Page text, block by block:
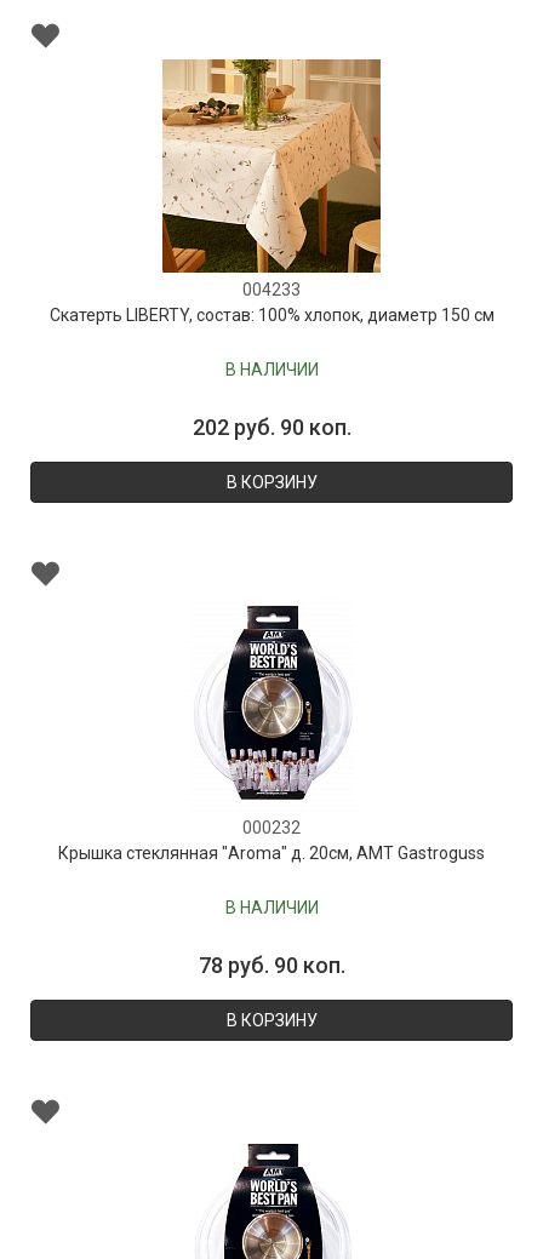
004233
Скатерть LIBERTY, состав: 100% хлопок, диаметр 150 см
В НАЛИЧИИ
202 руб. 90 коп.
В КОРЗИНУ
000232
Крышка стеклянная "Aroma" д. 20см, AMT Gastroguss
В НАЛИЧИИ
78 руб. 90 коп.
В КОРЗИНУ